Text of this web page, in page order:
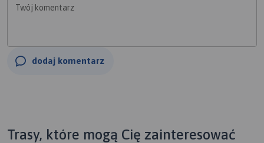
Twój komentarz
dodaj komentarz
Trasy, które mogą Cię zainteresować